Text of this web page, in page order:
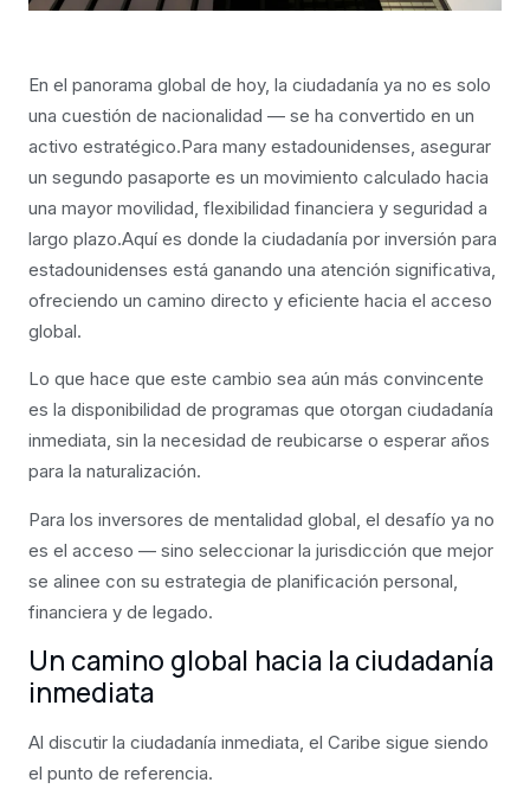
En el panorama global de hoy, la ciudadanía ya no es solo
una cuestión de nacionalidad — se ha convertido en un
activo estratégico.Para many estadounidenses, asegurar
un segundo pasaporte es un movimiento calculado hacia
una mayor movilidad, flexibilidad financiera y seguridad a
largo plazo.Aquí es donde la ciudadanía por inversión para
estadounidenses está ganando una atención significativa,
ofreciendo un camino directo y eficiente hacia el acceso
global.
Lo que hace que este cambio sea aún más convincente
es la disponibilidad de programas que otorgan ciudadanía
inmediata, sin la necesidad de reubicarse o esperar años
para la naturalización.
Para los inversores de mentalidad global, el desafío ya no
es el acceso — sino seleccionar la jurisdicción que mejor
se alinee con su estrategia de planificación personal,
financiera y de legado.
Un camino global hacia la ciudadanía
inmediata
Al discutir la ciudadanía inmediata, el Caribe sigue siendo
el punto de referencia.